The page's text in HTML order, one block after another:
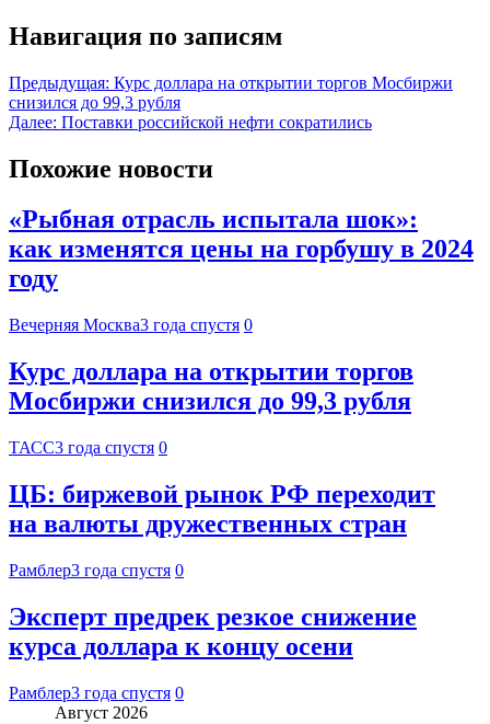
Навигация по записям
Предыдущая: Курс доллара на открытии торгов Мосбиржи
снизился до 99,3 рубля
Далее: Поставки российской нефти сократились
Похожие новости
«Рыбная отрасль испытала шок»:
как изменятся цены на горбушу в 2024
году
Вечерняя Москва3 года спустя 0
Курс доллара на открытии торгов
Мосбиржи снизился до 99,3 рубля
ТАСС3 года спустя 0
ЦБ: биржевой рынок РФ переходит
на валюты дружественных стран
Рамблер3 года спустя 0
Эксперт предрек резкое снижение
курса доллара к концу осени
Рамблер3 года спустя 0
Август 2026